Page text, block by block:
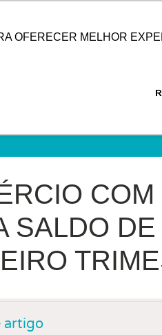
OFERECER MELHOR
SOLUÇÕES
SALDO
artigo